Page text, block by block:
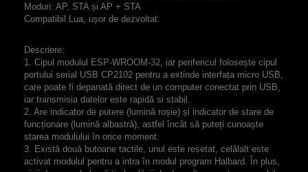
Moduri: AP, STA și AP + STA
Compatibil Lua, ușor de dezvoltat.
Descriere:
1. Cipul modulul ESP-WROOM-32, iar perifericul folosește cipul
portului serial USB CP2102 pentru a extinde interfața micro USB,
care poate fi depanată direct de un computer conectat prin USB,
iar transmisia datelor este rapidă si stabil.
2. Are indicator de putere (lumină roșie) și indicator de stare de
funcționare (lumină albastră), astfel încât să puteți cunoaște
starea modulului în orice moment.
3. Există două butoane tactile, unul este resetat, celălalt este
activat modulul pentru a intra în modul program Halbard. În plus,